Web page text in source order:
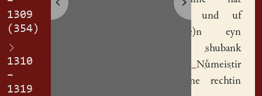
1309
(354)
1310
–
1319
vorkouft und uf
g(e)geb(e)n eyn
halbeshubank
Pet(er) Nmeistir
czu eyme rechtin